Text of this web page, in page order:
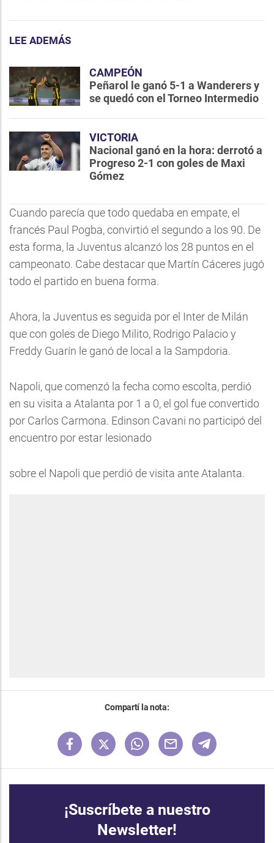
LEE ADEMÁS
CAMPEÓN
Peñarol le ganó 5-1 a Wanderers y
se quedó con el Torneo Intermedio
VICTORIA
Nacional ganó en la hora: derrotó a
Progreso 2-1 con goles de Maxi
Gómez
Cuando parecía que todo quedaba en empate, el
francés Paul Pogba, convirtió el segundo a los 90. De
esta forma, la Juventus alcanzó los 28 puntos en el
campeonato. Cabe destacar que Martín Cáceres jugó
todo el partido en buena forma.
Ahora, la Juventus es seguida por el Inter de Milán
que con goles de Diego Milito, Rodrigo Palacio y
Freddy Guarín le ganó de local a la Sampdoria.
Napoli, que comenzó la fecha como escolta, perdió
en su visita a Atalanta por 1 a 0, el gol fue convertido
por Carlos Carmona. Edinson Cavani no participó del
encuentro por estar lesionado
sobre el Napoli que perdió de visita ante Atalanta.
Compartí la nota:
¡Suscríbete a nuestro
Newsletter!